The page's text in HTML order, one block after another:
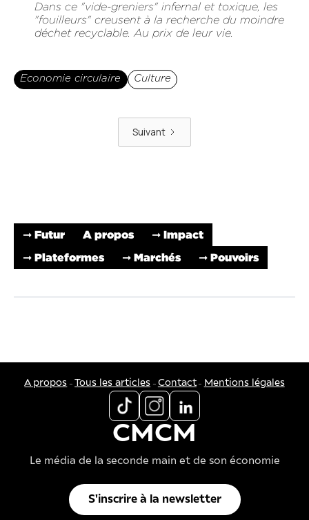
Dans ce "vide-greniers" infernal et toxique, les
"fouilleurs" creusent à la recherche du moindre
déchet recyclable. Au prix de leur vie.
Economie circulaire Culture
Suivant
➞ Futur A propos
➞ Impact
➞ Plateformes
➞ Marchés ➞ Pouvoirs
A propos - Tous les articles - Contact - Mentions légales
CMCM
Le média de la seconde main et de son économie
S'inscrire à la newsletter